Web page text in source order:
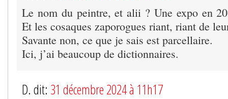
Le nom du peintre, et alii ? Une expo en
Et les cosaques zaporogues riant, riant de
Savante non, ce que je sais est parcellaire.
Ici, j’ai beaucoup de dictionnaires.
D. dit: 31 décembre 2024 à 11h17